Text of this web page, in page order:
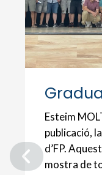
Esteim
publicació,
d’FP.
mostra de